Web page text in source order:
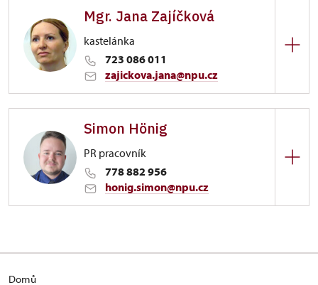
Stekník 1/, Stekník
+420 778 486 747
rezervace prohlídek
Mgr. Jana Zajíčková
kastelánka
723 086 011
zajickova.jana@npu.cz
Stekník 1/, Stekník
kastelánka
Simon Hönig
PR pracovník
778 882 956
honig.simon@npu.cz
Domů